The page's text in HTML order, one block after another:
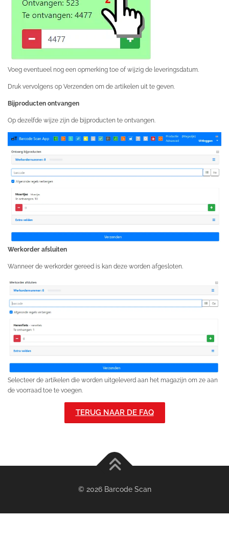
Voeg eventueel nog een opmerking toe of wijzig de leveringsdatum.
Druk vervolgens op Verzenden om de artikelen uit te geven.
Bijproducten ontvangen
Op dezelfde wijze zijn de bijproducten te ontvangen.
Werkorder afsluiten
Wanneer de werkorder gereed is kan deze worden afgesloten.
Selecteer de artikelen die worden uitgeleverd aan het magazijn om ze aan
de voorraad toe te voegen.
TERUG NAAR DE FAQ
© 2026 Barcode Scan